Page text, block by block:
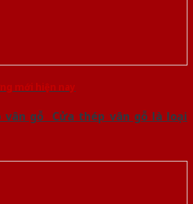
mới hiện nay
gỗ Cửa thép vân gỗ là loại